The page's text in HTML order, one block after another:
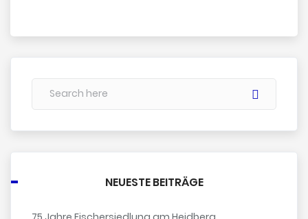
NEUESTE BEITRÄGE